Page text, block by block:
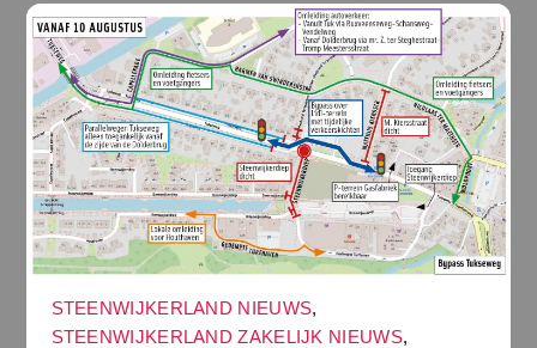
STEENWIJKERLAND NIEUWS,
STEENWIJKERLAND ZAKELIJK NIEUWS,